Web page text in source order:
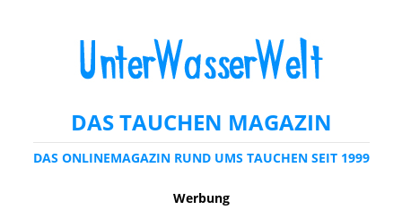
DAS TAUCHEN MAGAZIN
DAS ONLINEMAGAZIN RUND UMS TAUCHEN SEIT 1999
Werbung